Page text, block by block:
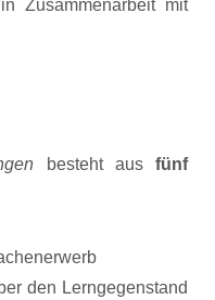
Zusammenarbeit mit
besteht ausfünf
den Lerngegenstand